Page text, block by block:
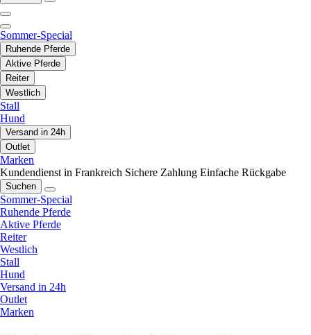
Sommer-Special
Ruhende Pferde
Aktive Pferde
Reiter
Westlich
Stall
Hund
Versand in 24h
Outlet
Marken
Kundendienst in Frankreich Sichere Zahlung Einfache Rückgabe
Suchen
Sommer-Special
Ruhende Pferde
Aktive Pferde
Reiter
Westlich
Stall
Hund
Versand in 24h
Outlet
Marken